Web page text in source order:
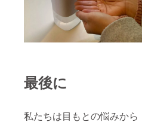
最後に
私たちは目もとの悩みから